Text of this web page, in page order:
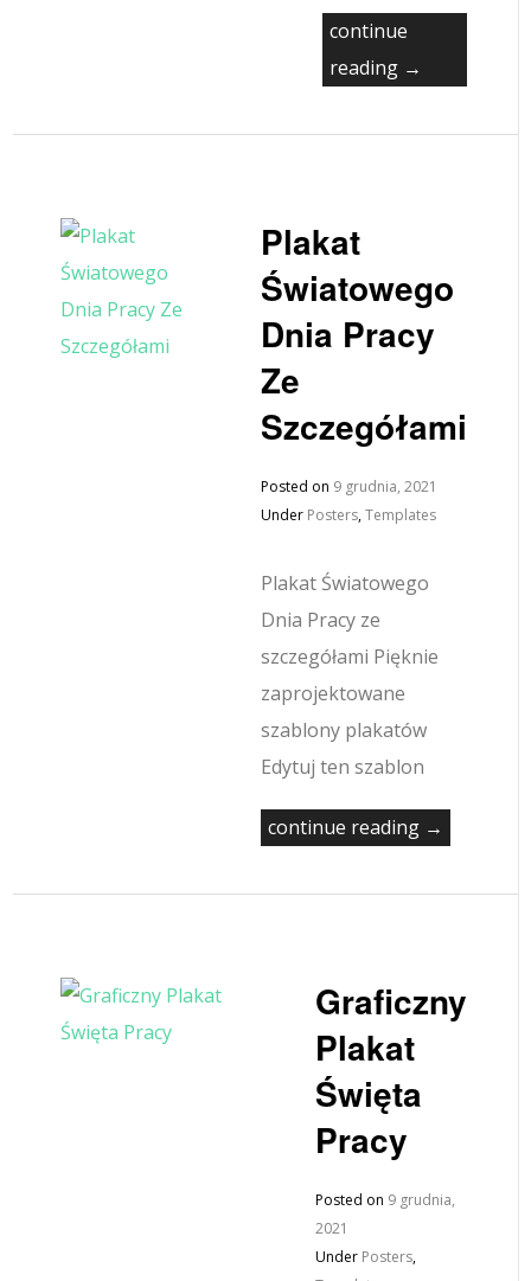
continue
reading →
Plakat
Światowego
Dnia Pracy
Ze
Szczegółami
Posted on 9 grudnia, 2021
Under Posters,Templates
Plakat Światowego
Dnia Pracy ze
szczegółami Pięknie
zaprojektowane
szablony plakatów
Edytuj ten szablon
continue reading →
Graficzny
Plakat
Święta
Pracy
Posted on 9 grudnia,
2021
Under Posters,